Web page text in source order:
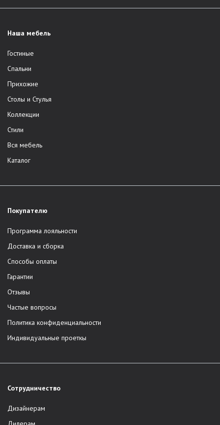
Наша мебель
Гостиные
Спальни
Прихожие
Столы и Стулья
Коллекции
Стили
Вся мебель
Каталог
Покупателю
Программа лояльности
Доставка и сборка
Способы оплаты
Гарантии
Отзывы
Частые вопросы
Политика конфиденциальности
Индивидуальные проеткы
Сотрудничество
Дизайнерам